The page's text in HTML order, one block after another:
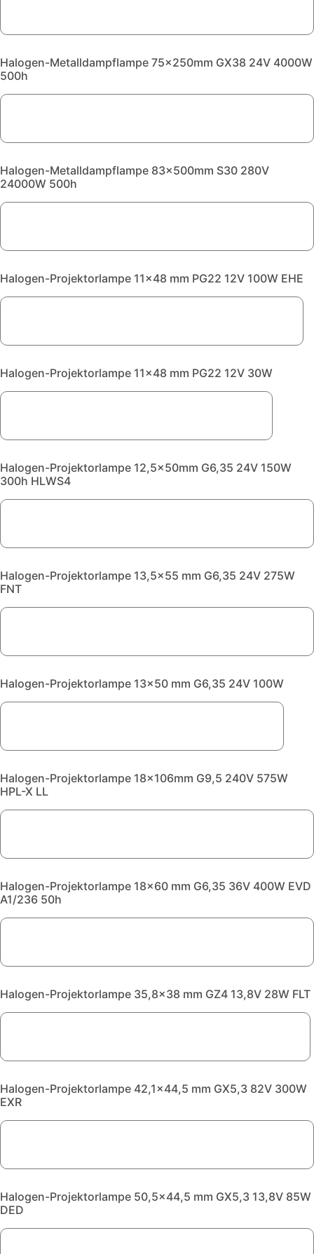
Halogen-Metalldampflampe 75x250mm GX38 24V 4000W
500h
Halogen-Metalldampflampe 83x500mm S30 280V
24000W 500h
Halogen-Projektorlampe 11x48 mm PG22 12V 100W EHE
Halogen-Projektorlampe 11x48 mm PG22 12V 30W
Halogen-Projektorlampe 12,5x50mm G6,35 24V 150W
300h HLWS4
Halogen-Projektorlampe 13,5x55 mm G6,35 24V 275W
FNT
Halogen-Projektorlampe 13x50 mm G6,35 24V 100W
Halogen-Projektorlampe 18x106mm G9,5 240V 575W
HPL-X LL
Halogen-Projektorlampe 18x60 mm G6,35 36V 400W EVD
A1/236 50h
Halogen-Projektorlampe 35,8x38 mm GZ4 13,8V 28W FLT
Halogen-Projektorlampe 42,1x44,5 mm GX5,3 82V 300W
EXR
Halogen-Projektorlampe 50,5x44,5 mm GX5,3 13,8V 85W
DED